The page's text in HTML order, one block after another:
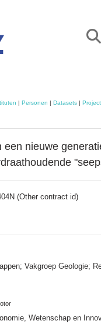
| Personen | Datasets | Projecten
nieuwe
(Other contract id)
Vakgroep Geologie;
Wetenschap en